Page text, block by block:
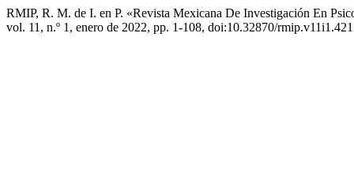
RMIP, R. M. de I. en P. «Revista Mexicana De Investigación En
vol. 11, n.º 1, enero de 2022, pp. 1-108, doi:10.32870/